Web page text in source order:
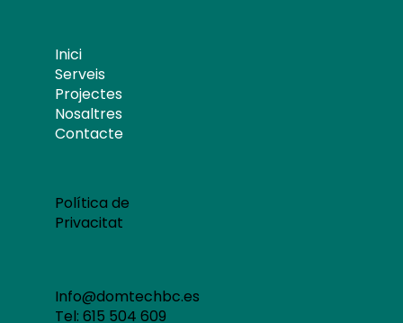
Inici
Serveis
Projectes
Nosaltres
Contacte
Política de
Privacitat
Info@domtechbc.es
Tel: 615 504 609